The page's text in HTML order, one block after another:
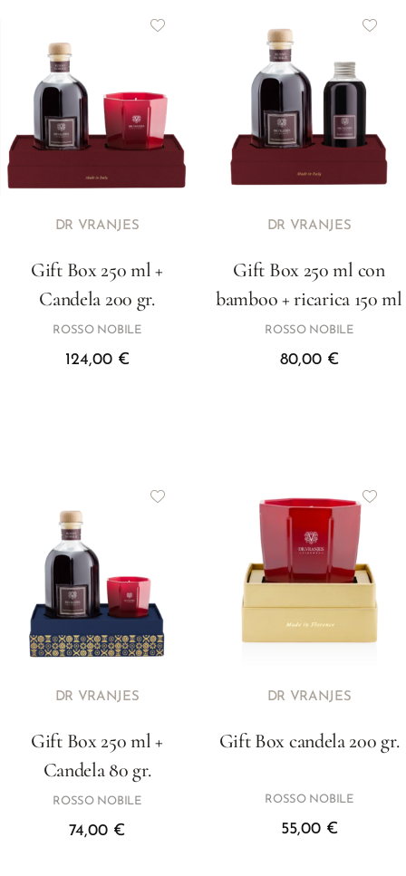
DR VRANJES
Gift Box 250 ml +
Candela 200 gr.
ROSSO NOBILE
124,00 €
DR VRANJES
Gift Box 250 ml con
bamboo + ricarica 150 ml
ROSSO NOBILE
80,00 €
DR VRANJES
Gift Box 250 ml +
Candela 80 gr.
ROSSO NOBILE
74,00 €
DR VRANJES
Gift Box candela 200 gr.
ROSSO NOBILE
55,00 €